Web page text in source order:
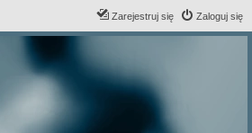
Zaloguj się
Zarejestruj się